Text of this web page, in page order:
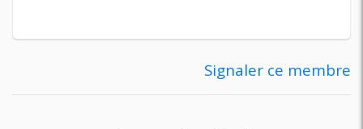
Signaler ce membre